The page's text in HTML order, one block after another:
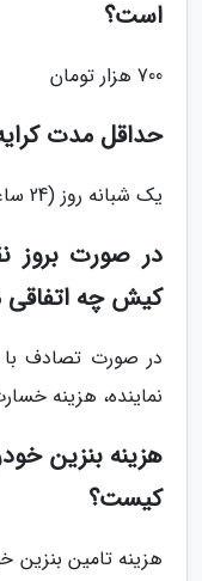
است؟
700 هزار تومان
حداقل مدت
یک شبانه روز (24 ساعت)
در صورت بروز
کیش چه اتفاقی
در صورت تصادف با
نماینده، هزینه
هزینه بنزین
کیست؟
هزینه تامین بنزین